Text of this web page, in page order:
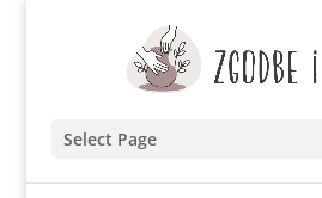
Select Page